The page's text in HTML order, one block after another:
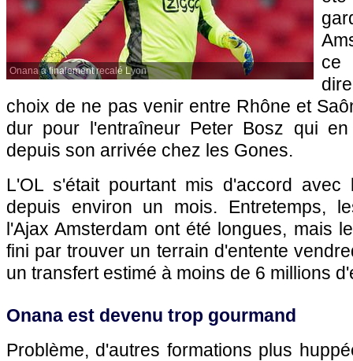
Onana a finalement recalé Lyon
choix de ne pas venir entre Rhône et
dur pour l'entraîneur Peter Bosz qui
depuis son arrivée chez les Gones.
L'OL s'était pourtant mis d'accord
depuis environ un mois. Entretemps,
l'Ajax Amsterdam ont été longues, mais
fini par trouver un terrain d'entente
un transfert estimé à moins de 6 millions
Onana est devenu trop gourmand
Problème, d'autres formations plus